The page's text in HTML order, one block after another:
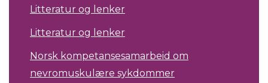
Litteratur og lenker
Litteratur og lenker
Norsk kompetansesamarbeid om
nevromuskulære sykdommer